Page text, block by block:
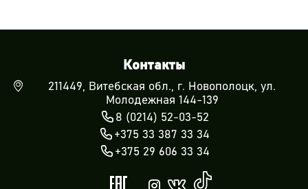
Контакты
211449, Витебская обл., г. Новополоцк, ул.
Молодежная 144-139
8 (0214) 52-03-52
+375 33 387 33 34
+375 29 606 33 34